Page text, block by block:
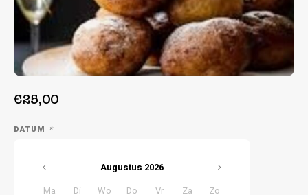
Week 39 | 21-09-2026 t/m 25-09-2026
€25,00
DATUM *
Augustus 2026
Ma
Di Wo Do Vr Za
Zo